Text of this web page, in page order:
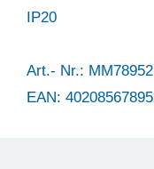
IP20
Art.- Nr.: MM78952
EAN: